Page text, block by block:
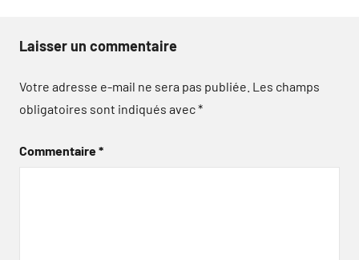
Laisser un commentaire
Votre adresse e-mail ne sera pas publiée. Les champs
obligatoires sont indiqués avec*
Commentaire*